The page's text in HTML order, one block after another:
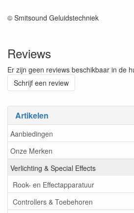
Artikelen
Aanbiedingen
Onze Merken
Verlichting & Special Effects
Rook- en Effectapparatuur
Controllers & Toebehoren
© Smitsound Geluidstechniek
Reviews
Er zijn geen reviews beschikbaar in de
Schrijf een review